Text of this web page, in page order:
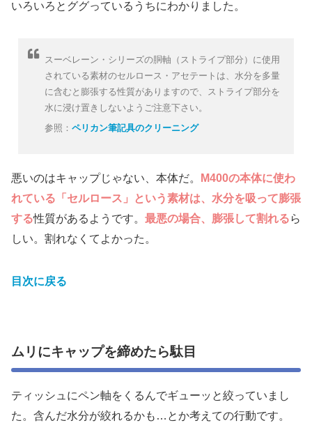
いろいろとググっているうちにわかりました。
スーベレーン・シリーズの胴軸（ストライプ部分）に使用
されている素材のセルロース・アセテートは、水分を多量
に含むと膨張する性質がありますので、ストライプ部分を
水に浸け置きしないようご注意下さい。
参照：ペリカン筆記具のクリーニング
悪いのはキャップじゃない、本体だ。
M400の本体に使わ
れている「セルロース」という素材は、水分を吸って膨張
する性質があるようです。 最悪の場合、膨張して割れるら
しい。割れなくてよかった。
目次に戻る
ムリにキャップを締めたら駄目
ティッシュにペン軸をくるんでギューッと絞っていまし
た。含んだ水分が絞れるかも…とか考えての行動です。